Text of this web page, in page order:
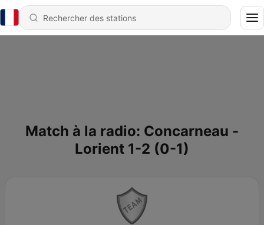
Match à la radio: Concarneau -
Lorient 1-2 (0-1)